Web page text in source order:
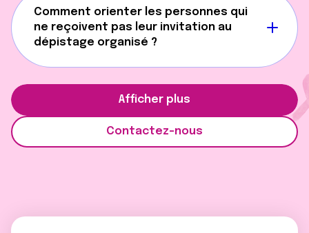
Comment orienter les personnes qui
ne reçoivent pas leur invitation au
dépistage organisé ?
Afficher plus
Contactez-nous